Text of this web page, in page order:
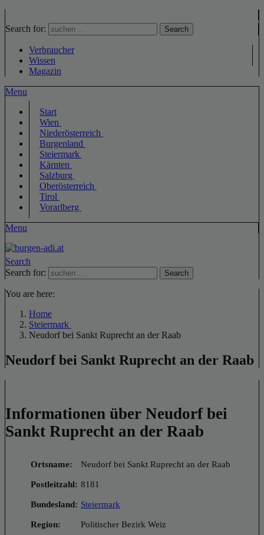
Search for: Search
Verbraucher
Wissen
Magazin
Menu
Start
Wien
Niederösterreich
Burgenland
Steiermark
Kärnten
Salzburg
Oberösterreich
Tirol
Vorarlberg
Menu
Search
Search for:
Search
You are here:
Home
Steiermark
Neudorf bei Sankt Ruprecht an der Raab
Neudorf bei Sankt Ruprecht an der Raab
Informationen über Neudorf bei
Sankt Ruprecht an der Raab
Ortsname: Neudorf bei Sankt Ruprecht an der Raab
Postleitzahl: 8181
Bundesland: Steiermark
Region: Politischer Bezirk Weiz